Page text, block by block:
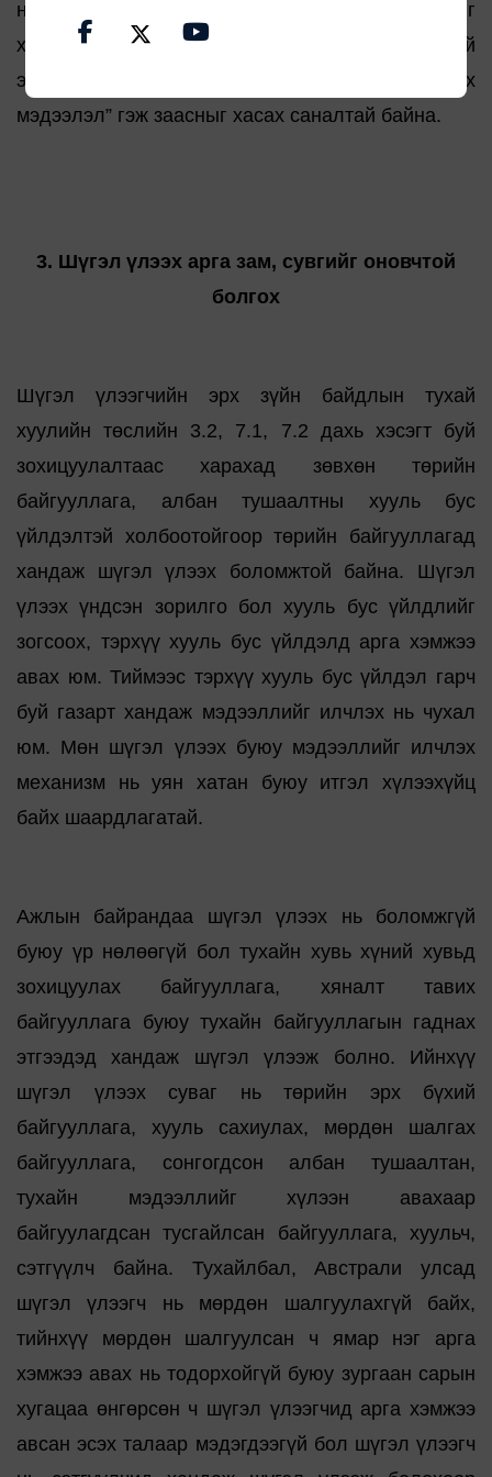
нууцын тухай хуульд заасан төрийн нууцыг
хамгаалах ажилтан, танилцах эрх бүхий
этгээдийн танилцсан төрийн нууцад хамаарах
мэдээлэл” гэж заасныг хасах саналтай байна.
3. Шүгэл үлээх арга зам, сувгийг оновчтой
болгох
Шүгэл үлээгчийн эрх зүйн байдлын тухай
хуулийн төслийн 3.2, 7.1, 7.2 дахь хэсэгт буй
зохицуулалтаас харахад зөвхөн төрийн
байгууллага, албан тушаалтны хууль бус
үйлдэлтэй холбоотойгоор төрийн байгууллагад
хандаж шүгэл үлээх боломжтой байна. Шүгэл
үлээх үндсэн зорилго бол хууль бус үйлдлийг
зогсоох, тэрхүү хууль бус үйлдэлд арга хэмжээ
авах юм. Тиймээс тэрхүү хууль бус үйлдэл гарч
буй газарт хандаж мэдээллийг илчлэх нь чухал
юм. Мөн шүгэл үлээх буюу мэдээллийг илчлэх
механизм нь уян хатан буюу итгэл хүлээхүйц
байх шаардлагатай.
Ажлын байрандаа шүгэл үлээх нь боломжгүй
буюу үр нөлөөгүй бол тухайн хувь хүний хувьд
зохицуулах байгууллага, хяналт тавих
байгууллага буюу тухайн байгууллагын гаднах
этгээдэд хандаж шүгэл үлээж болно. Ийнхүү
шүгэл үлээх суваг нь төрийн эрх бүхий
байгууллага, хууль сахиулах, мөрдөн шалгах
байгууллага, сонгогдсон албан тушаалтан,
тухайн мэдээллийг хүлээн авахаар
байгуулагдсан тусгайлсан байгууллага, хуульч,
сэтгүүлч байна. Тухайлбал, Aвстрали улсад
шүгэл үлээгч нь мөрдөн шалгуулахгүй байх,
тийнхүү мөрдөн шалгуулсан ч ямар нэг арга
хэмжээ авах нь тодорхойгүй буюу зургаан сарын
хугацаа өнгөрсөн ч шүгэл үлээгчид арга хэмжээ
авсан эсэх талаар мэдэгдээгүй бол шүгэл үлээгч